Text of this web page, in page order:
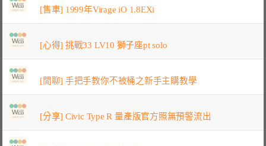
[售車] 1999年Virage iO 1.8EXi
[心得] 挑戰33 LV10 獅子座pt solo
[閒聊] 手把手教你不被桶之新手主購教學
[分享] Civic Type R 量產版官方照無預警流出